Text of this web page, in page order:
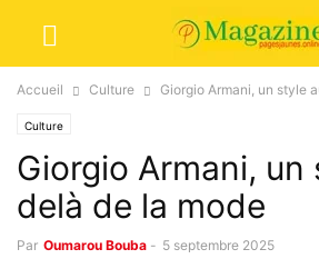
Accueil Culture Giorgio Armani, un style
Culture
Giorgio Armani, un
delà de la mode
Par Oumarou Bouba - 5 septembre 2025